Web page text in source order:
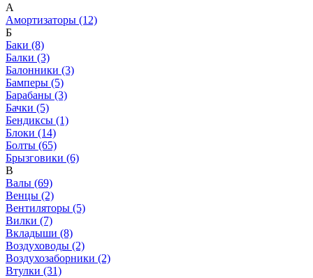
А
Амортизаторы (12)
Б
Баки (8)
Балки (3)
Балонники (3)
Бамперы (5)
Барабаны (3)
Бачки (5)
Бендиксы (1)
Блоки (14)
Болты (65)
Брызговики (6)
В
Валы (69)
Венцы (2)
Вентиляторы (5)
Вилки (7)
Вкладыши (8)
Воздуховоды (2)
Воздухозаборники (2)
Втулки (31)